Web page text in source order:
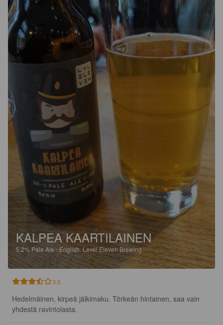
KALPEA KAARTILAINEN
5.2% Pale Ale - English.Level Eleven Brewing.
3.5
Hedelmäinen, kirpeä jälkimaku. Törkeän hintainen, saa vain
yhdestä ravintolasta.